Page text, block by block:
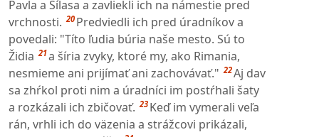
Pavla a Sílasa a zavliekli ich na námestie pred
vrchnosti. 20 Predviedli ich pred úradníkov a
povedali: "Títo ľudia búria naše mesto. Sú to
Židia 21a šíria zvyky, ktoré my, ako Rimania,
nesmieme ani prijímať ani zachovávať." 22Aj dav
sa zhŕkol proti nim a úradníci im postŕhali šaty
a rozkázali ich zbičovať. 23 Keď im vymerali veľa
rán, vrhli ich do väzenia a strážcovi prikázali,